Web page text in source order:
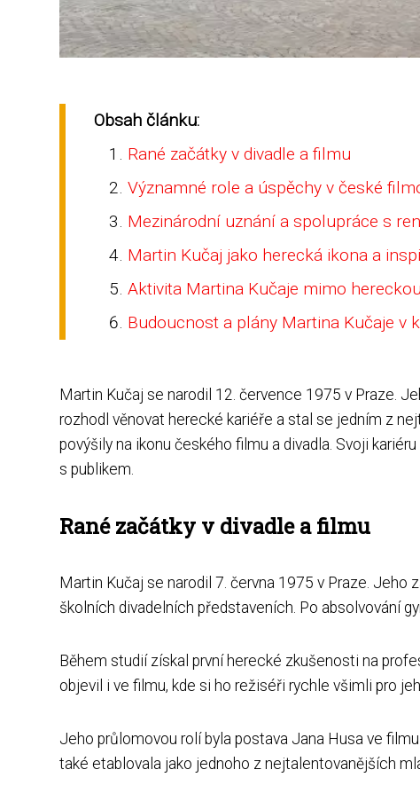
Obsah článku:
Rané začátky v divadle a filmu
Významné role a úspěchy v české
Mezinárodní uznání a spolupráce s
Martin Kučaj jako herecká ikona a
Aktivita Martina Kučaje mimo
Budoucnost a plány Martina Kučaje v
Martin Kučaj se narodil 12. července 1975 v Praze.
rozhodl věnovat herecké kariéře a stal se jedním z
povýšily na ikonu českého filmu a divadla. Svoji
s publikem.
Rané začátky v divadle a filmu
Martin Kučaj se narodil 7. června 1975 v Praze.
školních divadelních představeních. Po absolvování
Během studií získal první herecké zkušenosti na
objevil i ve filmu, kde si ho režiséři rychle všimli pro
Jeho průlomovou rolí byla postava Jana Husa ve
také etablovala jako jednoho z nejtalentovanějších